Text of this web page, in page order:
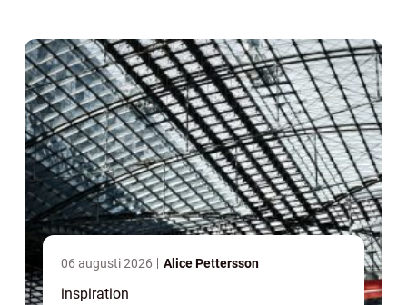
06 augusti 2026 Alice Pettersson
inspiration